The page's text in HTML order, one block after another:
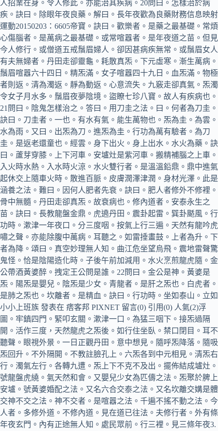
人招業在身。令人修此。亦能治其疾病。20問曰。怎樣治於病
疾。訣曰。除眼年夜良藥。解曰。長年夜歡為良藥財務信息映射
運動20150203：6605帝寶。訣曰。歡樂者。是藥之最基礎。常煩
心傷腦者。是萬病之最基礎。或常喧囂者。是年夜道之苗。但見
今人修行。或僧道五戒鬚眉婦人。卻因甚病疾無常。或鬚眉女人
有夫無婦者。丹田走卻靈龜。耗散真炁。下元虛寒。漸生萬病。
鬚眉喧囂六十四日。精炁滿。女子喧囂四十九日。血炁滿。物極
者則返。清為濁返。靜為動返。心意流失。九竅走卻真氣。炁濁
令女子月水多。鬚眉夜夢陰境。盜瞭七珍八寶。故人有疾病也。
21問曰。陰鬼怎樣治之。答曰。用刀圭之法。曰。何者為刀圭。
訣曰。刀圭者。一也。有水有氣。能生萬物也。炁為圭。為雲。
水為雨。又曰。出炁為刀。進炁為圭。行功為萬有驗者。為刀
圭。是返老還童也。經雲。身下出火。身上出水。水火為藥。訣
曰。蘆芽穿膝。上下河車。安壚灶是紫河車。搬精補腦之上車。
入火時水熱。入水時火涼。水火雙行者。是溫溫鉛鼎。鼎中進氣
起休交上隨車火時。散進百脈。皮膚潤澤津潤。身材光澤。此是
涵養之法。難曰。因何人肥者先衰。訣曰。肥人者修外不修裡。
骨中無髓。丹田走卻真炁。故衰病也。修內道者。安泰永生之
苗。訣曰。長教龍盤金鼎。虎遶丹田。震卦起雷。巽卦颳風。行
功時。漱津一年夜口。分三度咽。按氣上行三遍。天然有龍吟虎
嘯之聲。亦能除腹中萬病。耳聽之。如雷捶畫鼓。上者為升。下
者為降。頌曰。真空妙理無人知。曲江危坐望烏飛。震地雷聲驚
鬼怪。恰是陰陽造化時。子後午前加減用。水火烹煎龍虎隨。金
公帶酒黃婆醉。拽定王公問是誰。22問曰。金公是神。黃婆是
炁。陽炁是嬰兒。陰炁是少女。青龍者。是肝之炁也。白虎者。
是肺之炁也。坎離者。是精血。訣曰。行功時。坐如泰山。立如
小小上班族 發表在 痞客邦 PIXNET 留言(0) 引用(0) 人氣(2)浮
圖。牢鎮四門。緊叩玄關。漱津一口。為猛三咽下。接炁過隔
開。活作三度，天然龍虎之炁後。如行住坐臥。禁口閉目。耳不
聽聲。眼視外景。一日正觀丹田。意中想見。隨呼炁降落。隨吸
炁回升。不外隔開。不教註臉孔上。六炁各到中元相見。清炁右
行。濁氣左行。各轉九遭。炁上下不克不及出。擺佈結成壚灶。
號龍盤虎繞。氣天然和會。又嬰兒少女為匹儔之法。炁聚於脾上
安壚。號黃婆婚配之法。又名六合交泰之法。又名坎離交媾是體
交神不交之法。神不交者。是喧囂之法。千遍不搖不動之法。今
人者。多修外道。不修內道。見在道已往法。夫修行者。外有條
年夜玄門。內有正途無人知。處民眾前。行三裡。見三條年夜3.